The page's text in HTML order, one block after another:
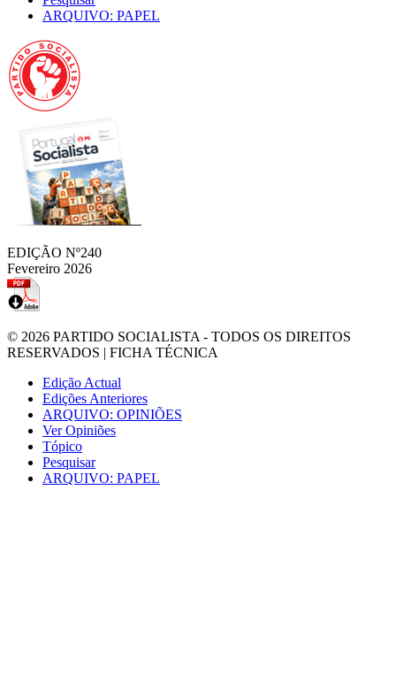
ARQUIVO: PAPEL
EDIÇÃO Nº240
Fevereiro 2026
© 2026 PARTIDO SOCIALISTA - TODOS OS DIREITOS
RESERVADOS | FICHA TÉCNICA
Edição Actual
Edições Anteriores
ARQUIVO: OPINIÕES
Ver Opiniões
Tópico
Pesquisar
ARQUIVO: PAPEL